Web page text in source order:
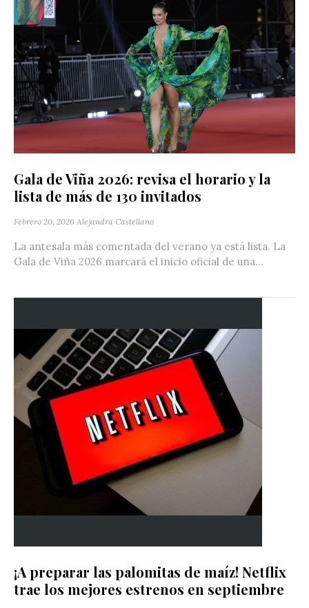
Gala de Viña 2026: revisa el horario y la
lista de más de 130 invitados
Febrero 20, 2026 Alejandra Castellano
La antesala más comentada del verano ya está lista. La
Gala de Viña 2026 marcará el inicio oficial de una...
¡A preparar las palomitas de maíz! Netflix
trae los mejores estrenos en septiembre